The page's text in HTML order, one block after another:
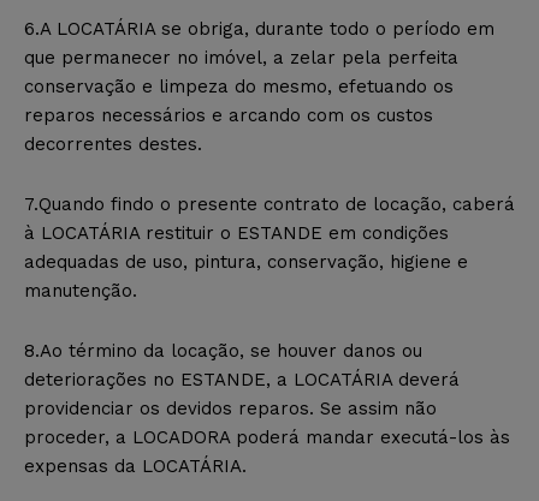
6.A LOCATÁRIA se obriga, durante todo o período em
que permanecer no imóvel, a zelar pela perfeita
conservação e limpeza do mesmo, efetuando os
reparos necessários e arcando com os custos
decorrentes destes.
7.Quando findo o presente contrato de locação, caberá
à LOCATÁRIA restituir o ESTANDE em condições
adequadas de uso, pintura, conservação, higiene e
manutenção.
8.Ao término da locação, se houver danos ou
deteriorações no ESTANDE, a LOCATÁRIA deverá
providenciar os devidos reparos. Se assim não
proceder, a LOCADORA poderá mandar executá-los às
expensas da LOCATÁRIA.